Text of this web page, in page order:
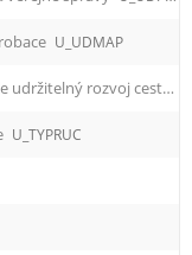
U_UDMAP
U_UDCTURCR Úvod do CR - trvale udržitelný rozvoj cestovního ruchu v ČR a EU
U_TYPRUC